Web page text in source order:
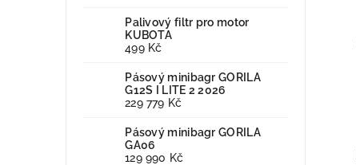
Palivový filtr pro motor
KUBOTA
499 Kč
Pásový minibagr GORILA
G12S I LITE 2 2026
229 779 Kč
Pásový minibagr GORILA
GA06
129 990 Kč